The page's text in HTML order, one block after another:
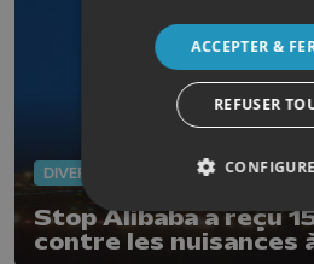
DIVERS
Stop Alibaba a reçu
contre les nuisances
ACCEPTER &
REFUSER